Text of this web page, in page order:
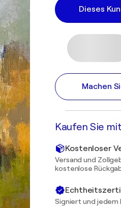
Dieses
Machen
Kaufen Sie
Kostenloser
Versand und
kostenlose
Signiert und